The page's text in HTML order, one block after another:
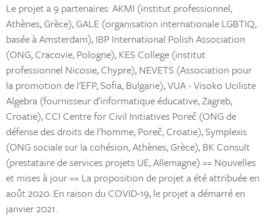
Le projet a 9 partenaires: AKMI (institut professionnel,
Athènes, Grèce), GALE (organisation internationale LGBTIQ,
basée à Amsterdam), IBP International Polish Association
(ONG, Cracovie, Pologne), KES College (institut
professionnel Nicosie, Chypre), NEVETS (Association pour
la promotion de l'EFP, Sofia, Bulgarie), VUA - Visoko Uciliste
Algebra (fournisseur d'informatique éducative, Zagreb,
Croatie), CCI Centre for Civil Initiatives Poreč (ONG de
défense des droits de l'homme, Poreč, Croatie), Symplexis
(ONG sociale sur la cohésion, Athènes, Grèce), BK Consult
(prestataire de services projets UE, Allemagne) == Nouvelles
et mises à jour == La proposition de projet a été attribuée en
août 2020. En raison du COVID-19, le projet a démarré en
janvier 2021.